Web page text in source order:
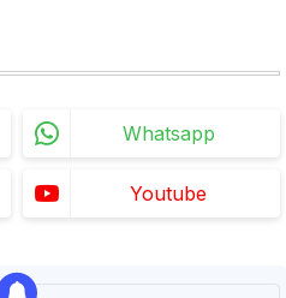
Whatsapp
Youtube